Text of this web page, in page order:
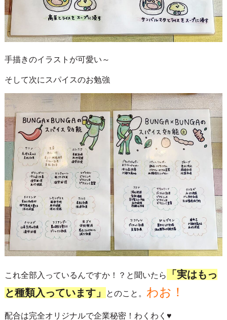
手描きのイラストが可愛い～
そして次にスパイスのお勉強
これ全部入っているんですか！？と聞いたら
「実はもっ
と種類入っています」
とのこと。 わお！
配合は完全オリジナルで企業秘密！わくわく♥